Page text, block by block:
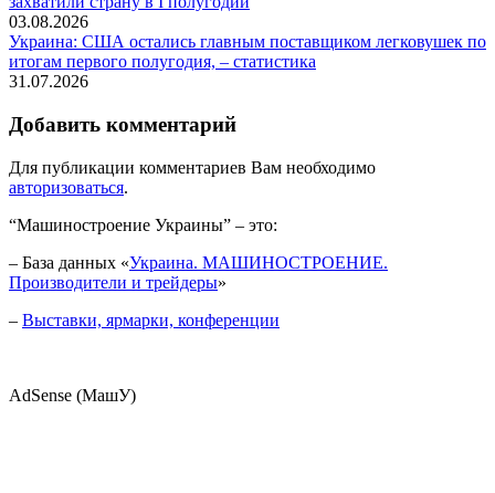
03.08.2026
Украина: США остались главным поставщиком легковушек по
итогам первого полугодия, – статистика
31.07.2026
Добавить комментарий
Для публикации комментариев Вам необходимо
авторизоваться.
“Машиностроение Украины” – это:
– База данных «Украина. МАШИНОСТРОЕНИЕ.
Производители и трейдеры»
– Выставки, ярмарки, конференции
AdSense (МашУ)